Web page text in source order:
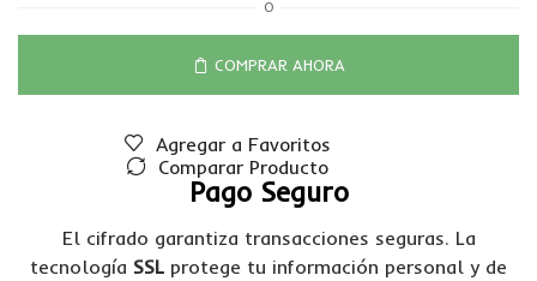
O
COMPRAR AHORA
Agregar a Favoritos
Comparar Producto
Pago Seguro
El cifrado garantiza transacciones seguras. La
tecnología SSL protege tu información personal y de